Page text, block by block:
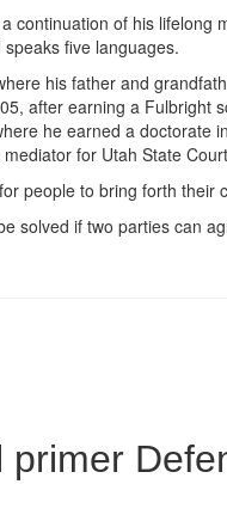
continuation of his
five languages.
his father and
after earning a
he earned a
for Utah State
people to bring forth their
solved if two parties can